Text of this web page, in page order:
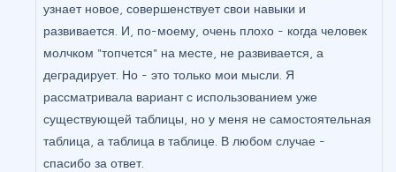
узнает новое, совершенствует свои навыки и
развивается. И, по-моему, очень плохо - когда человек
молчком "топчется" на месте, не развивается, а
деградирует. Но - это только мои мысли. Я
рассматривала вариант с использованием уже
существующей таблицы, но у меня не самостоятельная
таблица, а таблица в таблице. В любом случае -
спасибо за ответ.